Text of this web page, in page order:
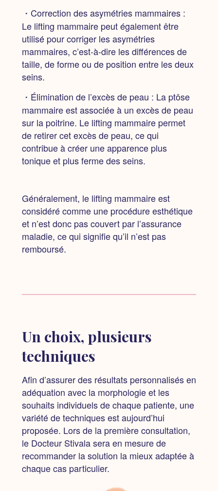
・Correction des asymétries mammaires :
Le lifting mammaire peut également être
utilisé pour corriger les asymétries
mammaires, c’est-à-dire les différences de
taille, de forme ou de position entre les deux
seins.
・Élimination de l’excès de peau : La ptôse
mammaire est associée à un excès de peau
sur la poitrine. Le lifting mammaire permet
de retirer cet excès de peau, ce qui
contribue à créer une apparence plus
tonique et plus ferme des seins.
Généralement, le lifting mammaire est
considéré comme une procédure esthétique
et n’est donc pas couvert par l’assurance
maladie, ce qui signifie qu’il n’est pas
remboursé.
Un choix, plusieurs
techniques
Afin d’assurer des résultats personnalisés en
adéquation avec la morphologie et les
souhaits individuels de chaque patiente, une
variété de techniques est aujourd’hui
proposée. Lors de la première consultation,
le Docteur Stivala sera en mesure de
recommander la solution la mieux adaptée à
chaque cas particulier.